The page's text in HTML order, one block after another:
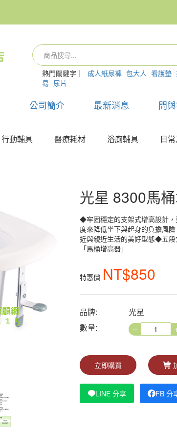
熱門關鍵字｜ 成人紙尿褲 包大人 看護墊
易 尿片
公司簡介 最新消息 問
行動輔具 醫療耗材 浴廁輔具 日
光星 8300馬
◆牢固穩定的支架式增高設計，
度來降低坐下與起身的負擔風
近與親近生活的美好型態◆五
「馬桶增高器」
特惠價 NT$850
品牌:
光星
數量:
–
立即購買
LINE 分享 FB 分